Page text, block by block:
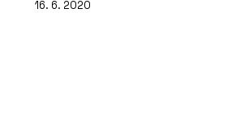
16. 6. 2020